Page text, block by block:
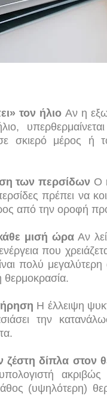
τον ήλιο Αν η
σκιερό μέρος ή
των περσίδων Ο
πρέπει να
από την οροφή
μισή ώραΑν
που
πολύ
θερμοκρασία.
Η έλλειψη
την
δίπλα στον
(υψηλότερη)